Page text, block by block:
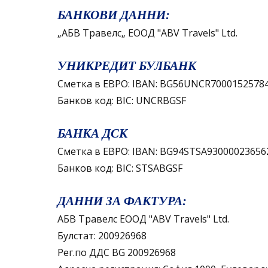
БАНКОВИ ДАННИ:
„АБВ Травелс„ ЕООД "ABV Travels" Ltd.
УНИКРЕДИТ БУЛБАНК
Сметка в ЕВРО: IBAN:
Банков код: BIC: UNCRBGSF
БАНКА ДСК
Сметка в ЕВРО: IBAN:
Банков код: BIC: STSABGSF
ДАННИ ЗА ФАКТУРА:
АБВ Травелс ЕООД "ABV Travels" Ltd.
Булстат: 200926968
Рег.по ДДС BG 200926968